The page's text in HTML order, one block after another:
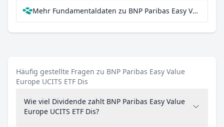
Mehr Fundamentaldaten zu BNP Paribas Easy Value Europe UCITS ETF Dis bei Parqet
Häufig gestellte Fragen zu BNP Paribas Easy Value
Europe UCITS ETF Dis
Wie viel Dividende zahlt BNP Paribas Easy Value
Europe UCITS ETF Dis?